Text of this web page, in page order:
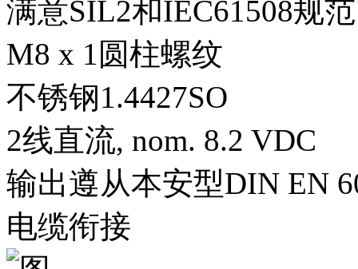
满意SIL2和IEC61508规范
M8 x 1圆柱螺纹
不锈钢1.4427SO
2线直流, nom. 8.2 VDC
输出遵从本安型DIN EN
电缆衔接